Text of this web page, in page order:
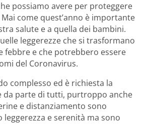
possiamo avere per proteggere
come quest’anno è importante
salute e a quella dei bambini.
leggerezze che si trasformano
febbre e che potrebbero essere
del Coronavirus.
complesso ed è richiesta la
da parte di tutti, purtroppo anche
e distanziamento sono
leggerezza e serenità ma sono